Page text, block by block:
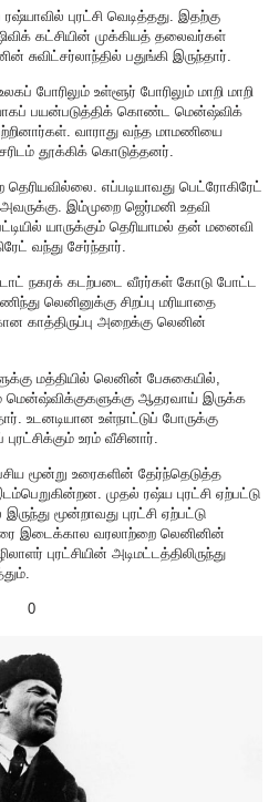
புரட்சி வெடித்தது. இதற்கு
கட்சியின் முக்கியத் தலைவர்கள்
சுவிட்சர்லாந்தில் பதுங்கி இருந்தார்.
போரிலும் உள்ளூர் போரிலும் மாறி மாறி
பயன்படுத்திக் கொண்ட மென்ஷ்விக்
வாராது வந்த மாமணியை
தூக்கிக் கொடுத்தனர்.
எப்படியாவது பெட்ரோகிரேட்
இம்முறை ஜெர்மனி உதவி
யாருக்கும் தெரியாமல் தன் மனைவி
வந்து சேர்ந்தார்.
நகரக் கடற்படை வீரர்கள் கோடு போட்ட
லெனினுக்கு சிறப்பு மரியாதை
காத்திருப்பு அறைக்கு லெனின்
மத்தியில் லெனின் பேசுகையில்,
ஆதரவாய் இருக்க
உடனடியான உள்நாட்டுப் போருக்கு
உரம் வீசினார்.
மூன்று உரைகளின் தேர்ந்தெடுத்த
முதல் ரஷ்ய புரட்சி ஏற்பட்டு
மூன்றாவது புரட்சி ஏற்பட்டு
இடைக்கால வரலாற்றை லெனினின்
புரட்சியின் அடிமட்டத்திலிருந்து
0